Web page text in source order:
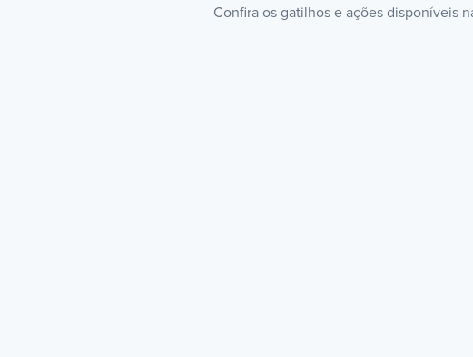
Confira os gatilhos e ações disponíveis